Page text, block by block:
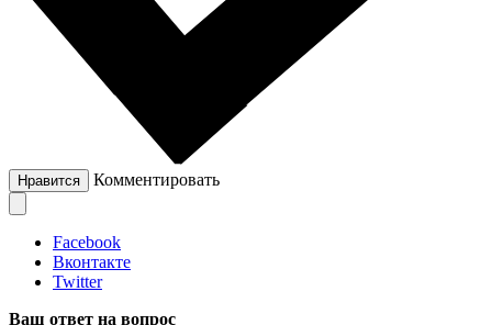
Нравится Комментировать
Facebook
Вконтакте
Twitter
Ваш ответ на вопрос